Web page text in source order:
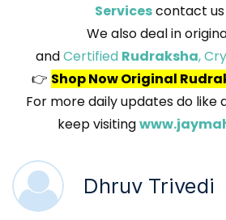
Servicescontact
We also deal in
andCertified Rudraksha,
👉 Shop Now Original
For more daily updates do like
keep visiting
Dhruv Trivedi